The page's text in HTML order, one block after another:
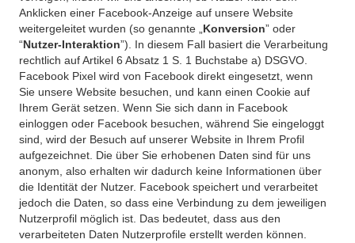
Anklicken einer Facebook-Anzeige auf unsere Website
weitergeleitet wurden (so genannte „ Konversion” oder
“Nutzer-Interaktion”). In diesem Fall basiert die Verarbeitung
rechtlich auf Artikel 6 Absatz 1 S. 1 Buchstabe a) DSGVO.
Facebook Pixel wird von Facebook direkt eingesetzt, wenn
Sie unsere Website besuchen, und kann einen Cookie auf
Ihrem Gerät setzen. Wenn Sie sich dann in Facebook
einloggen oder Facebook besuchen, während Sie eingeloggt
sind, wird der Besuch auf unserer Website in Ihrem Profil
aufgezeichnet. Die über Sie erhobenen Daten sind für uns
anonym, also erhalten wir dadurch keine Informationen über
die Identität der Nutzer. Facebook speichert und verarbeitet
jedoch die Daten, so dass eine Verbindung zu dem jeweiligen
Nutzerprofil möglich ist. Das bedeutet, dass aus den
verarbeiteten Daten Nutzerprofile erstellt werden können.